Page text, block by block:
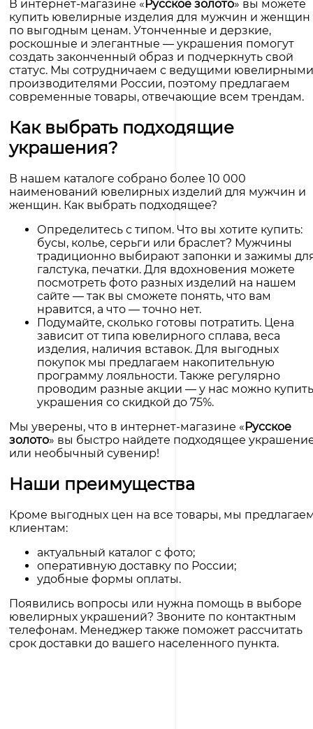
В интернет-магазине « Русское золото» вы можете
купить ювелирные изделия для мужчин и женщин
по выгодным ценам. Утонченные и дерзкие,
роскошные и элегантные — украшения помогут
создать законченный образ и подчеркнуть свой
статус. Мы сотрудничаем с ведущими ювелирными
производителями России, поэтому предлагаем
современные товары, отвечающие всем трендам.
Как выбрать подходящие
украшения?
В нашем каталоге собрано более 10 000
наименований ювелирных изделий для мужчин и
женщин. Как выбрать подходящее?
Определитесь с типом. Что вы хотите купить:
бусы, колье, серьги или браслет? Мужчины
традиционно выбирают запонки и зажимы
галстука, печатки. Для вдохновения можете
посмотреть фото разных изделий на нашем
сайте — так вы сможете понять, что вам
нравится, а что — точно нет.
Подумайте, сколько готовы потратить. Цена
зависит от типа ювелирного сплава, веса
изделия, наличия вставок. Для выгодных
покупок мы предлагаем накопительную
программу лояльности. Также регулярно
проводим разные акции — у нас можно купить
украшения со скидкой до 75%.
Мы уверены, что в интернет-магазине « Русское
золото» вы быстро найдете подходящее
или необычный сувенир!
Наши преимущества
Кроме выгодных цен на все товары, мы
клиентам:
актуальный каталог с фото;
оперативную доставку по России;
удобные формы оплаты.
Появились вопросы или нужна помощь в выборе
ювелирных украшений? Звоните по контактным
телефонам. Менеджер также поможет рассчитать
срок доставки до вашего населенного пункта.